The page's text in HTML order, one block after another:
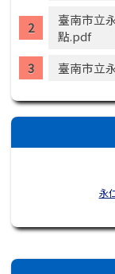
臺南市立
點.pdf
臺南市立
永